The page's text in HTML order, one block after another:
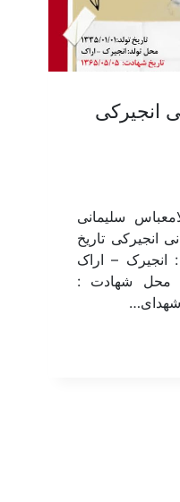
انجیرکی
سلیمانی
انجیرکی تاریخ
محل تولد : انجیرک – اراک
تاریخ شهادت : 1365/05/05 محل شهادت :
شهدای…